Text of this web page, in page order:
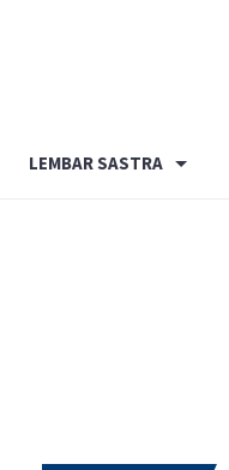
LEMBAR SASTRA